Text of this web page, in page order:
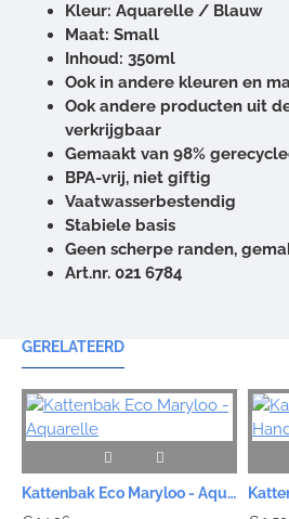
Kleur: Aquarelle / Blauw
Maat: Small
Inhoud: 350ml
Ook in andere kleuren en
Ook andere producten uit
verkrijgbaar
Gemaakt van 98%
BPA-vrij, niet giftig
Vaatwasserbestendig
Stabiele basis
Geen scherpe randen,
Art.nr. 021 6784
GERELATEERD
Kattenbak Eco Maryloo - Aquarelle